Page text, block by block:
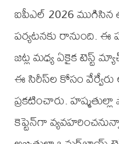
ఐపీఎల్ 2026 ముగిసిన
పర్యటనకు రానుంది.
జట్ల మధ్య ఏకైక టెస్ట్
ఈ సిరీస్‌ల కోసం వేర్వేరు
ప్రకటించారు.
కెప్టెన్‌గా